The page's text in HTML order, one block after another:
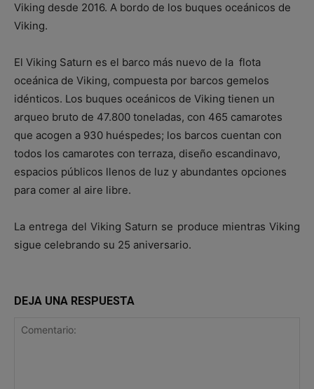
Viking desde 2016. A bordo de los buques oceánicos de
Viking.
El Viking Saturn es el barco más nuevo de la flota
oceánica de Viking, compuesta por barcos gemelos
idénticos. Los buques oceánicos de Viking tienen un
arqueo bruto de 47.800 toneladas, con 465 camarotes
que acogen a 930 huéspedes; los barcos cuentan con
todos los camarotes con terraza, diseño escandinavo,
espacios públicos llenos de luz y abundantes opciones
para comer al aire libre.
La entrega del Viking Saturn se produce mientras Viking
sigue celebrando su 25 aniversario.
DEJA UNA RESPUESTA